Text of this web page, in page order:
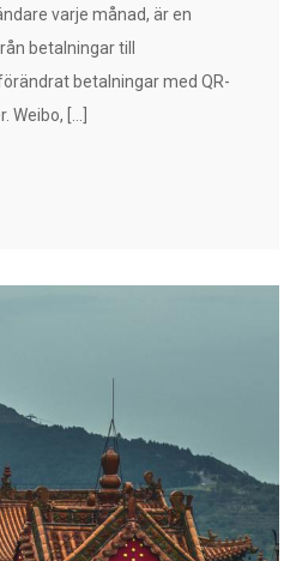
varje månad, är en
betalningar till
betalningar med QR-
Weibo, […]